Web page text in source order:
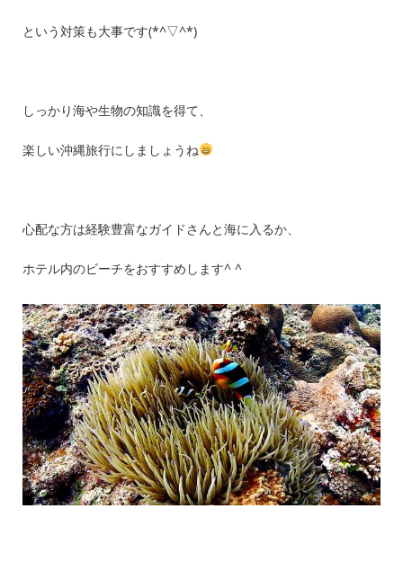
という対策も大事です(*^▽^*)
しっかり海や生物の知識を得て、
楽しい沖縄旅行にしましょうね
心配な方は経験豊富なガイドさんと海に入るか、
ホテル内のビーチをおすすめします^ ^